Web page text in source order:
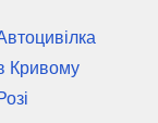
Кривому